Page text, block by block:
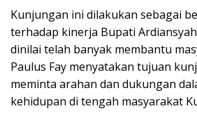
Kunjungan ini dilakukan sebagai
terhadap kinerja Bupati
dinilai telah banyak membantu
Paulus Fay menyatakan tujuan
meminta arahan dan dukungan
kehidupan di tengah masyarakat